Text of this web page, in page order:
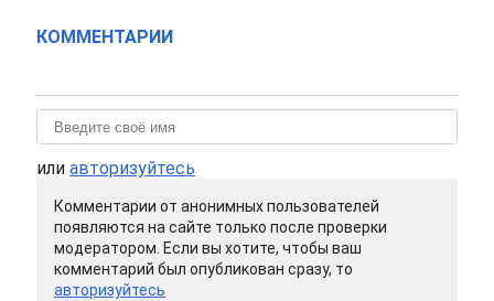
КОММЕНТАРИИ
или авторизуйтесь
Комментарии от анонимных пользователей
появляются на сайте только после проверки
модератором. Если вы хотите, чтобы ваш
комментарий был опубликован сразу, то
авторизуйтесь